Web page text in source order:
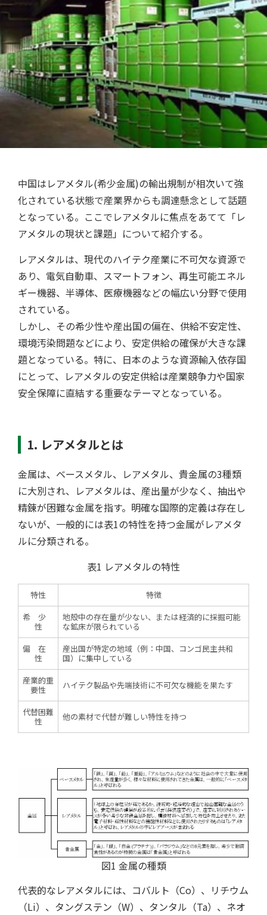
工場検索
中国はレアメタル(希少金属)の輸出規制が相次いて強
化されている状態で産業界からも調達懸念として話題
となっている。ここでレアメタルに焦点をあてて「レ
アメタルの現状と課題」について紹介する。
レアメタルは、現代のハイテク産業に不可欠な資源で
あり、電気自動車、スマートフォン、再生可能エネル
ギー機器、半導体、医療機器などの幅広い分野で使用
されている。
しかし、その希少性や産出国の偏在、供給不安定性、
環境汚染問題などにより、安定供給の確保が大きな課
題となっている。特に、日本のような資源輸入依存国
にとって、レアメタルの安定供給は産業競争力や国家
安全保障に直結する重要なテーマとなっている。
1. レアメタルとは
金属は、ベースメタル、レアメタル、貴金属の3種類
に大別され、レアメタルは、産出量が少なく、抽出や
精錬が困難な金属を指す。明確な国際的定義は存在し
ないが、一般的には表1の特性を持つ金属がレアメタ
ルに分類される。
表1 レアメタルの特性
特性
特徴
希 少
性
地殻中の存在量が少ない、または経済的に採掘可能
な鉱床が限られている
偏 在
性
産出国が特定の地域（例：中国、コンゴ民主共和
国）に集中している
産業的重
要性
ハイテク製品や先端技術に不可欠な機能を果たす
代替困難
性
他の素材で代替が難しい特性を持つ
図1 金属の種類
代表的なレアメタルには、コバルト（Co）、リチウム
（Li）、タングステン（W）、タンタル（Ta）、ネオ